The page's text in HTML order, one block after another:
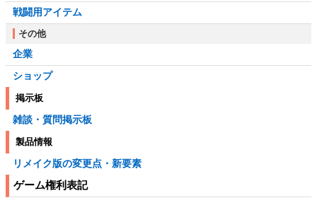
戦闘用アイテム
その他
企業
ショップ
掲示板
雑談・質問掲示板
製品情報
リメイク版の変更点・新要素
ゲーム権利表記